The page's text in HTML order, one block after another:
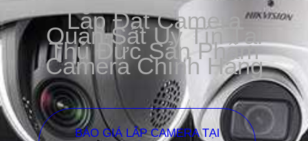
Lắp Đặt Camera
Quan Sát Uy Tín Tại
Thủ Đức Sản Phẩm
Camera Chính Hãng
BÁO GIÁ LẮP CAMERA TẠI